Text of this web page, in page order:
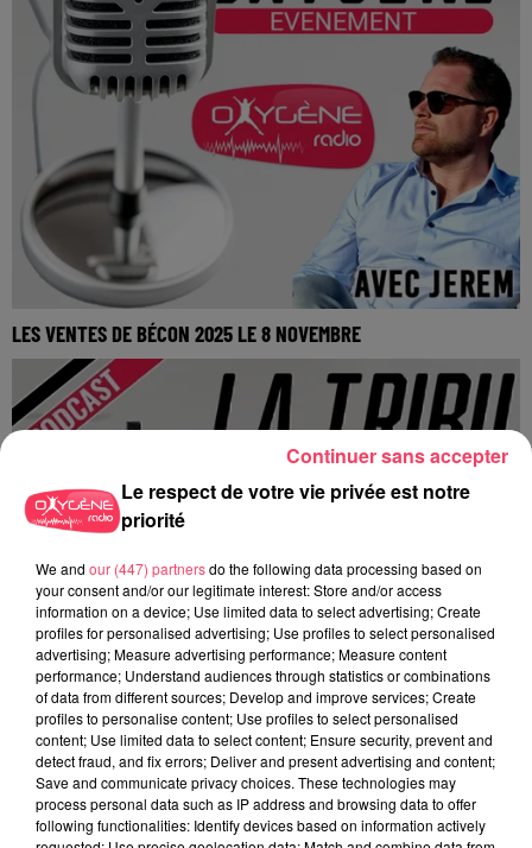
LES VENTES DE BÉCON 2025 LE 8 NOVEMBRE
La Tribu Oxygène By Jerem
Le respect de votre vie privée est notre
priorité
We and our (447) partnersdo the following data processing based on
your consent and/or our legitimate interest: Store and/or access
information on a device; Use limited data to select advertising; Create
profiles for personalised advertising; Use profiles to select personalised
advertising; Measure advertising performance; Measure content
performance; Understand audiences through statistics or combinations
of data from different sources; Develop and improve services; Create
profiles to personalise content; Use profiles to select personalised
content; Use limited data to select content; Ensure security, prevent and
detect fraud, and fix errors; Deliver and present advertising and content;
Save and communicate privacy choices. These technologies may
process personal data such as IP address and browsing data to offer
following functionalities: Identify devices based on information actively
Continuer sans accepter